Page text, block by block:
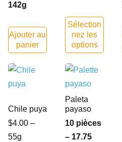
142g
Ajouter au
panier
Sélection
nez les
options
Chile puya
$4.00 –
55g
Paleta
payaso
10 pièces
– 17.75